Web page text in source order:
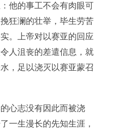
他的事工不会有肉眼可
狂澜的壮举，毕生劳苦
。上帝对以赛亚的回应
人沮丧的差遣信息，就
，足以浇灭以赛亚蒙召
心志没有因此而被浇
一生漫长的先知生涯，